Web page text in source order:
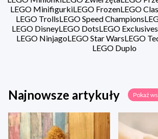
LEGO MinifigurkiLEGO FrozenLEGO
LEGO TrollsLEGO Speed Champions
LEGO DisneyLEGO DotsLEGO Exclusives
LEGO NinjagoLEGO Star WarsLEGO
LEGO Duplo
Najnowsze artykuły Pokaż